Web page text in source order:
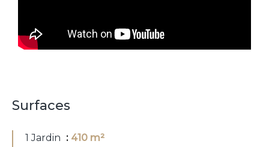
Surfaces
1 Jardin
410 m²